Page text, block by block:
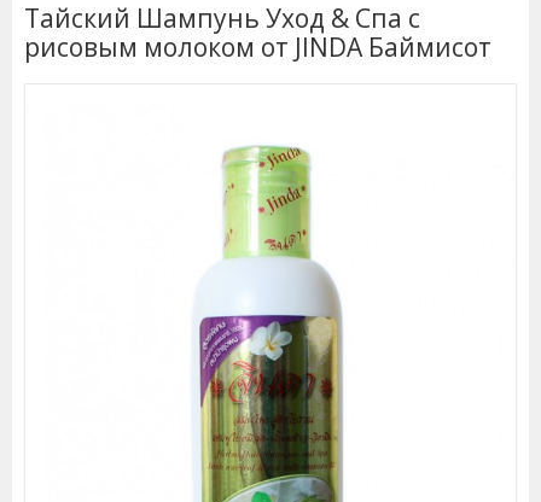
Тайский Шампунь Уход & Спа c
рисовым молоком от JINDA Баймисот